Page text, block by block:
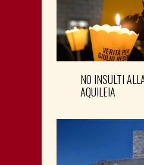
NO INSULTI
AQUILEIA